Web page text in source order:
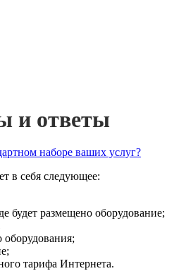
и ответы
наборе ваших услуг?
в себя следующее:
будет размещено оборудование;
тарифа Интернета.